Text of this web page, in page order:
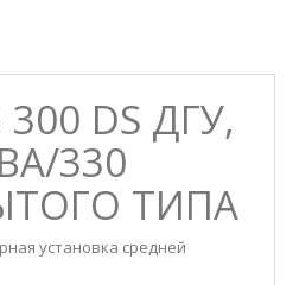
300 DS ДГУ,
330
ТИПА
установка средней